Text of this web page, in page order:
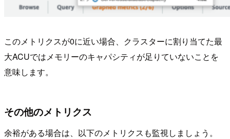
このメトリクスが0に近い場合、クラスターに割り当てた最
大ACUではメモリーのキャパシティが足りていないことを
意味します。
その他のメトリクス
余裕がある場合は、以下のメトリクスも監視しましょう。